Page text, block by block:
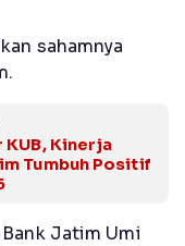
sahamnya
Kinerja
Tumbuh Positif
Jatim Umi